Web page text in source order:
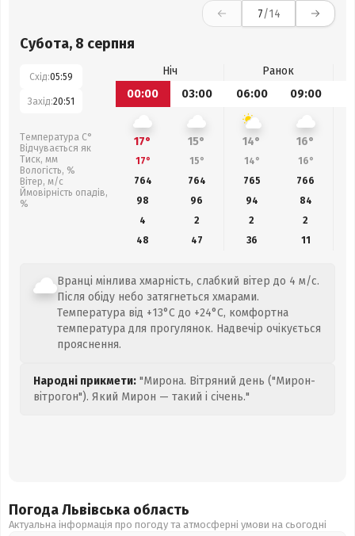
7/14
Субота, 8 серпня
Схід:05:59
Захід:20:51
Температура С°
Відчувається як
Тиск, мм
Вологість, %
Вітер, м/с
Ймовірність опадів,
%
Ніч
Ранок
00:00
03:00 06:00 09:00
17° 15° 14° 16°
17° 15° 14° 16°
764
764 765 766
98
96 94 84
4
2 2
2
48
47 36 11
Вранці мінлива хмарність, слабкий вітер до 4 м/с.
Після обіду небо затягнеться хмарами.
Температура від +13°C до +24°C, комфортна
температура для прогулянок. Надвечір очікується
прояснення.
Народні прикмети: "Мирона. Вітряний день ("Мирон-
вітрогон"). Який Мирон — такий і січень."
Погода Львівська область
Актуальна інформація про погоду та атмосферні умови на сьогодні